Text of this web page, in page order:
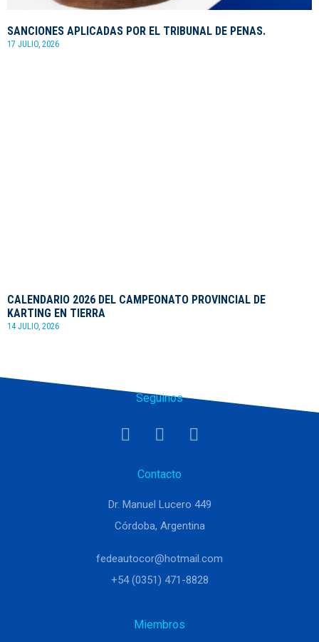
SANCIONES APLICADAS POR EL TRIBUNAL DE PENAS.
17 JULIO, 2026
CALENDARIO 2026 DEL CAMPEONATO PROVINCIAL DE
KARTING EN TIERRA
14 JULIO, 2026
Seguinos
Contacto
Dr. Manuel Lucero 449
Córdoba, Argentina
fedeautocor@hotmail.com
+54 (0351) 471-8828
Miembros